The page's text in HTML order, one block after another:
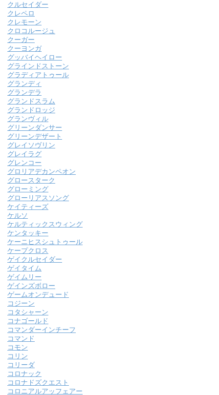
クルセイダー
クレペロ
クレモーン
クロコルージュ
クーガー
クーヨンガ
グッバイヘイロー
グラインドストーン
グラディアトゥール
グランディ
グランデラ
グランドスラム
グランドロッジ
グランヴィル
グリーンダンサー
グリーンデザート
グレイソヴリン
グレイラグ
グレンコー
グロリアデカンペオン
グロースターク
グローミング
グローリアスソング
ケイティーズ
ケルソ
ケルティックスウィング
ケンタッキー
ケーニヒスシュトゥール
ケープクロス
ゲイクルセイダー
ゲイタイム
ゲイムリー
ゲインズボロー
ゲームオンデュード
コジーン
コタシャーン
コナゴールド
コマンダーインチーフ
コマンド
コモン
コリン
コリーダ
コロナック
コロナドズクエスト
コロニアルアッフェアー